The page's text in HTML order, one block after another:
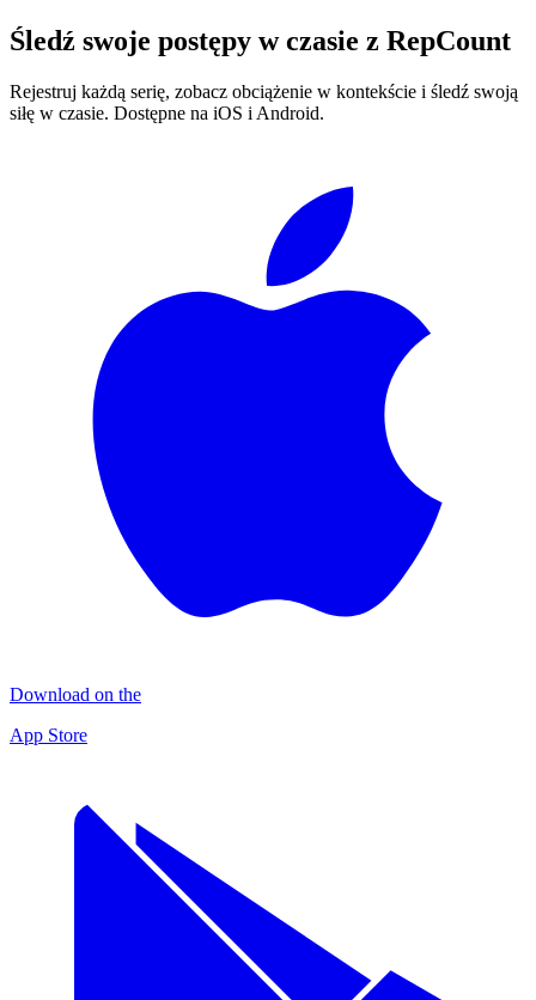
Śledź swoje postępy w czasie z RepCount
Rejestruj każdą serię, zobacz obciążenie w kontekście i śledź swoją
siłę w czasie. Dostępne na iOS i Android.
Download on the
App Store